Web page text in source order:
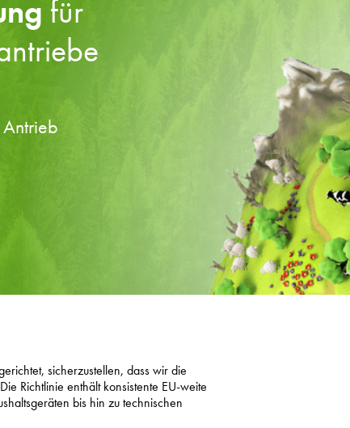
für
sicherzustellen, dass wir die
Richtlinie enthält konsistente EU-weite
bis hin zu technischen
Unternehmen
Kontakt
Datenschutzrichtlinie
Sitemap
iSource Einloggen